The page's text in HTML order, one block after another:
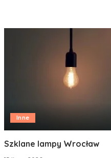
Inne
Szklane lampy Wrocław